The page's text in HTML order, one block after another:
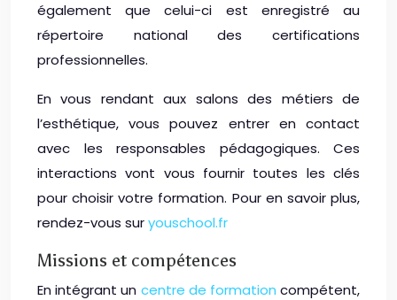
également que celui-ci est enregistré au
répertoire national des certifications
professionnelles.
En vous rendant aux salons des métiers de
l’esthétique, vous pouvez entrer en contact
avec les responsables pédagogiques. Ces
interactions vont vous fournir toutes les clés
pour choisir votre formation. Pour en savoir plus,
rendez-vous suryouschool.fr
Missions et compétences
En intégrant un centre de formation compétent,